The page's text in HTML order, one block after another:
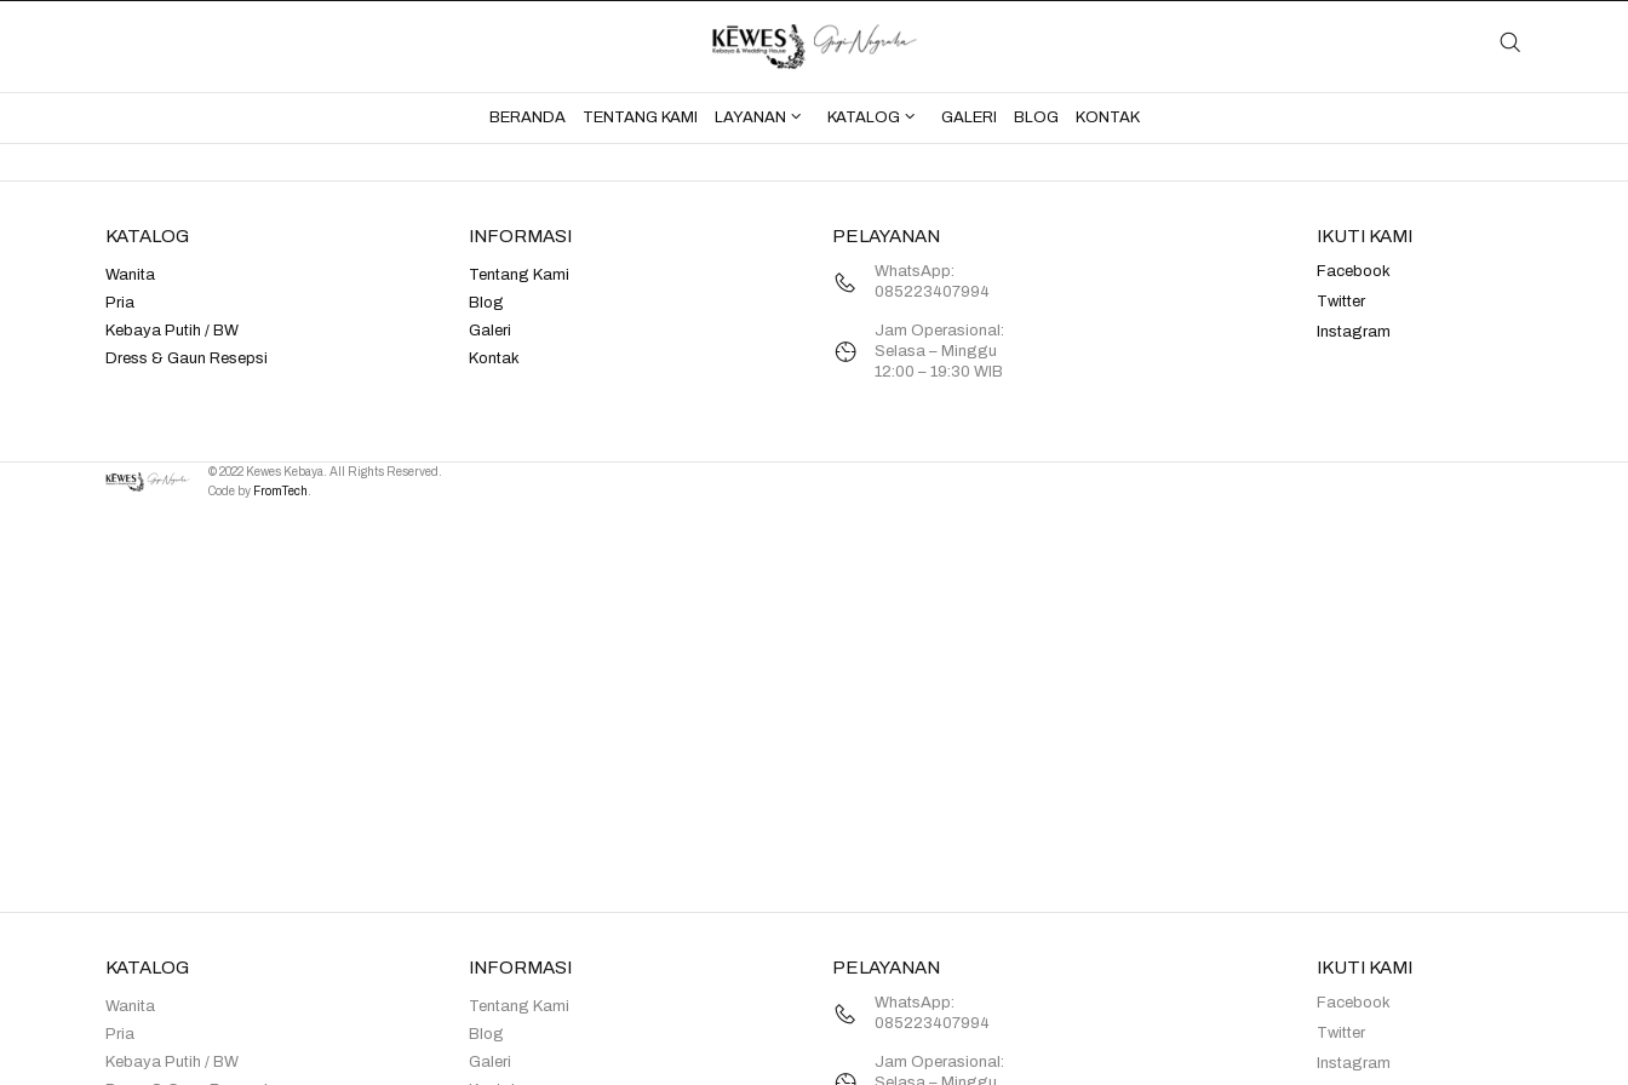
BERANDA KONTAK
BERANDA TENTANG KAMI LAYANAN KATALOG GALERI BLOG KONTAK
KATALOG
Wanita
Pria
Kebaya Putih / BW
Dress & Gaun Resepsi
INFORMASI
Tentang Kami
Blog
Galeri
Kontak
PELAYANAN
WhatsApp:
085223407994
Jam Operasional:
Selasa – Minggu
12:00 – 19:30 WIB
IKUTI KAMI
Facebook
Twitter
Instagram
© 2022 Kewes Kebaya. All Rights Reserved.
Code by FromTech
KATALOG
Wanita
Pria
Kebaya Putih / BW
INFORMASI
Tentang Kami
Blog
Galeri
PELAYANAN
WhatsApp:
085223407994
Jam Operasional:
IKUTI KAMI
Facebook
Twitter
Instagram